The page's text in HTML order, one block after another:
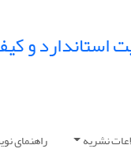
استاندارد و
نشریه راهنمای